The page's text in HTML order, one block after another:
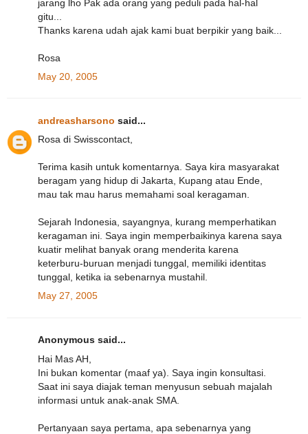
jarang lho Pak ada orang yang peduli pada hal-hal
gitu...
Thanks karena udah ajak kami buat berpikir yang baik...
Rosa
May 20, 2005
andreasharsono said...
Rosa di Swisscontact,
Terima kasih untuk komentarnya. Saya kira masyarakat
beragam yang hidup di Jakarta, Kupang atau Ende,
mau tak mau harus memahami soal keragaman.
Sejarah Indonesia, sayangnya, kurang memperhatikan
keragaman ini. Saya ingin memperbaikinya karena saya
kuatir melihat banyak orang menderita karena
keterburu-buruan menjadi tunggal, memiliki identitas
tunggal, ketika ia sebenarnya mustahil.
May 27, 2005
Anonymous said...
Hai Mas AH,
Ini bukan komentar (maaf ya). Saya ingin konsultasi.
Saat ini saya diajak teman menyusun sebuah majalah
informasi untuk anak-anak SMA.
Pertanyaan saya pertama, apa sebenarnya yang